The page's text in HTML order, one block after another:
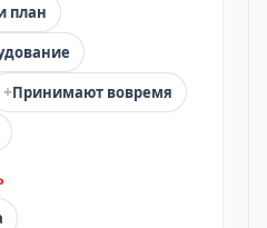
план
+Принимают вовремя